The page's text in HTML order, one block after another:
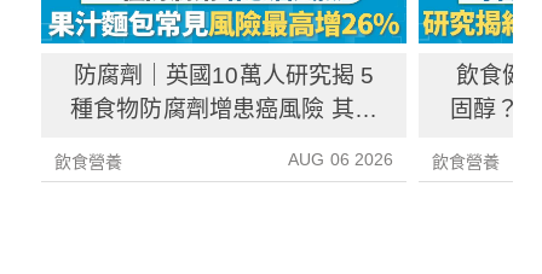
防腐劑｜英國10萬人研究揭 5
種食物防腐劑增患癌風險 其中
飲食營養 AUG 06 2026
飲食健
固醇？
飲食營養